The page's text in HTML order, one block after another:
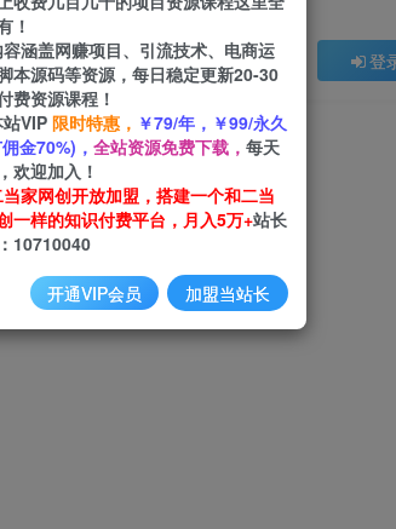
登
！
容涵盖网赚项目、引流技术、电商运
本源码等资源，每日稳定更新20-30
费资源课程！
VIP 限时特惠， ￥79/年，￥99/永久
金70%)， 全站资源免费下载， 每天
欢迎加入！
家网创开放加盟，搭建一个和二当
一样的知识付费平台，月入5万+站长
10710040
开通VIP会员 加盟当站长